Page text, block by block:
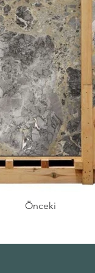
Önceki